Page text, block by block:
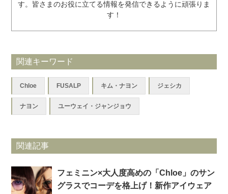
す。皆さまのお役に立てる情報を発信できるように頑張りま
す！
関連キーワード
Chloe FUSALP キム・ナヨン ジェシカ
ナヨン ユーウェイ・ジャンジョウ
関連記事
フェミニン×大人度高めの「Chloe」のサン
グラスでコーデを格上げ！新作アイウェア